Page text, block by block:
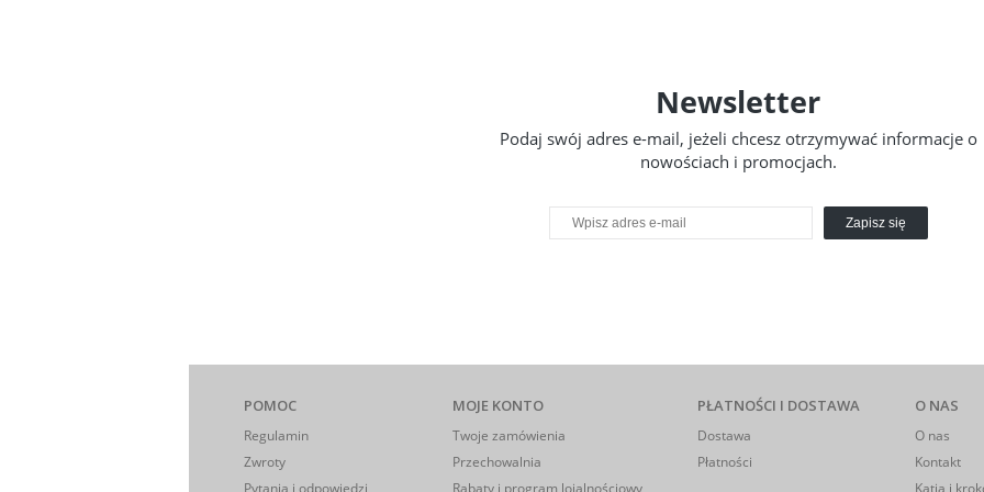
Newsletter
Podaj swój adres e-mail, jeżeli chcesz otrzymywać informacje o
nowościach i promocjach.
Zapisz się
POMOC
Regulamin
Zwroty
Pytania i odpowiedzi
MOJE KONTO
Twoje zamówienia
Przechowalnia
Rabaty i program lojalnościowy
PŁATNOŚCI I DOSTAWA
Dostawa
Płatności
O NAS
O nas
Kontakt
Katia i